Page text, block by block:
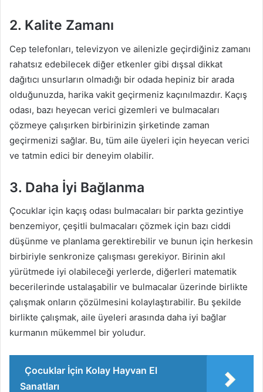
2. Kalite Zamanı
Cep telefonları, televizyon ve ailenizle geçirdiğiniz zamanı
rahatsız edebilecek diğer etkenler gibi dışsal dikkat
dağıtıcı unsurların olmadığı bir odada hepiniz bir arada
olduğunuzda, harika vakit geçirmeniz kaçınılmazdır. Kaçış
odası, bazı heyecan verici gizemleri ve bulmacaları
çözmeye çalışırken birbirinizin şirketinde zaman
geçirmenizi sağlar. Bu, tüm aile üyeleri için heyecan verici
ve tatmin edici bir deneyim olabilir.
3. Daha İyi Bağlanma
Çocuklar için kaçış odası bulmacaları bir parkta gezintiye
benzemiyor, çeşitli bulmacaları çözmek için bazı ciddi
düşünme ve planlama gerektirebilir ve bunun için herkesin
birbiriyle senkronize çalışması gerekiyor. Birinin akıl
yürütmede iyi olabileceği yerlerde, diğerleri matematik
becerilerinde ustalaşabilir ve bulmacalar üzerinde birlikte
çalışmak onların çözülmesini kolaylaştırabilir. Bu şekilde
birlikte çalışmak, aile üyeleri arasında daha iyi bağlar
kurmanın mükemmel bir yoludur.
Çocuklar İçin Kolay Hayvan El
Sanatları